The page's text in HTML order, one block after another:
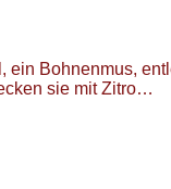
ein Bohnenmus,
sie mit Zitro…